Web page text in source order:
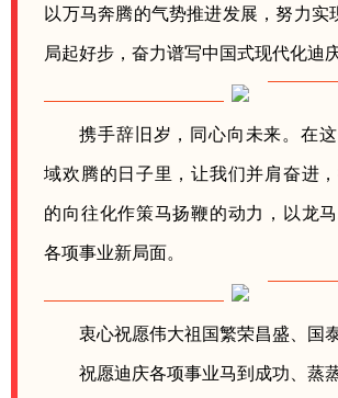
以万马奔腾的气势推进发展，努力实
局起好步，奋力谱写中国式现代化迪
携手辞旧岁，同心向未来。在
域欢腾的日子里，让我们并肩奋进
的向往化作策马扬鞭的动力，以龙
各项事业新局面。
衷心祝愿伟大祖国繁荣昌盛、国
祝愿迪庆各项事业马到成功、蒸